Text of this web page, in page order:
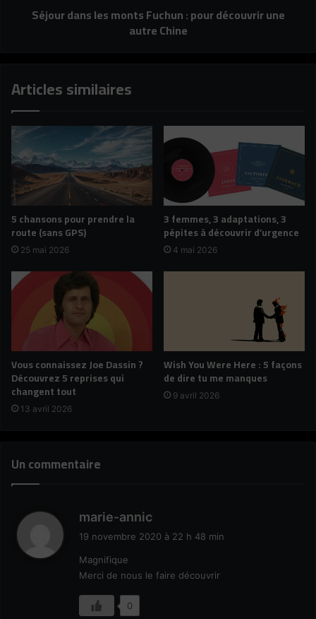
autreSéjour dans les monts Fuchun : pour découvrir une
autre Chine
Articles similaires
5 chansons pour prendre la
route (sans GPS)
25 mai 2026
3 femmes, 3 adaptations, 3
pépites à découvrir d’urgence
4 mai 2026
Vous connaissez Joe Dassin ?
Découvrez 5 reprises qui
changent tout
13 avril 2026
Wish You Were Here : 5 façons
de dire tu me manques
9 avril 2026
Un commentaire
marie-annic
19 novembre 2020 à 22 h 48 min
Magnifique
Merci de nous le faire découvrir
0